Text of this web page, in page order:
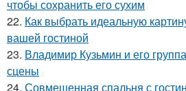
чтобы сохранить его сухим
22. Как выбрать идеальную
вашей гостиной
23. Владимир Кузьмин и его
сцены
24. Совмещенная спальня с